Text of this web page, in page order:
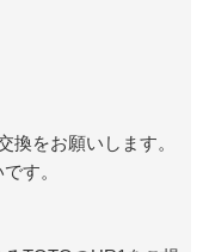
換をお願いします。
す。